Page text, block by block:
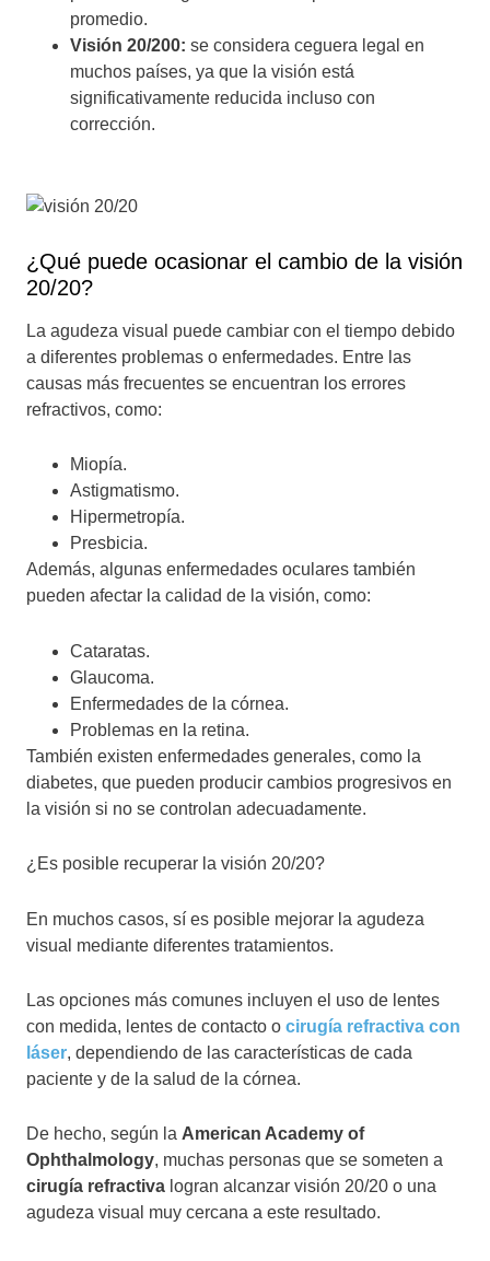
promedio.
Visión 20/200: se considera ceguera legal en
muchos países, ya que la visión está
significativamente reducida incluso con
corrección.
¿Qué puede ocasionar el cambio de la visión
20/20?
La agudeza visual puede cambiar con el tiempo debido
a diferentes problemas o enfermedades. Entre las
causas más frecuentes se encuentran los errores
refractivos, como:
Miopía.
Astigmatismo.
Hipermetropía.
Presbicia.
Además, algunas enfermedades oculares también
pueden afectar la calidad de la visión, como:
Cataratas.
Glaucoma.
Enfermedades de la córnea.
Problemas en la retina.
También existen enfermedades generales, como la
diabetes, que pueden producir cambios progresivos en
la visión si no se controlan adecuadamente.
¿Es posible recuperar la visión 20/20?
En muchos casos, sí es posible mejorar la agudeza
visual mediante diferentes tratamientos.
Las opciones más comunes incluyen el uso de lentes
con medida, lentes de contacto o cirugía refractiva con
láser, dependiendo de las características de cada
paciente y de la salud de la córnea.
De hecho, según la American Academy of
Ophthalmology, muchas personas que se someten a
cirugía refractiva logran alcanzar visión 20/20 o una
agudeza visual muy cercana a este resultado.